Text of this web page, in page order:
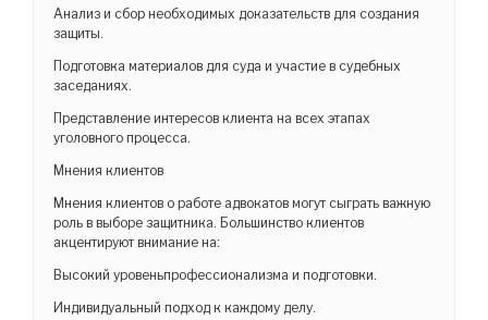
Анализ и сбор необходимых доказательств для создания
защиты.
Подготовка материалов для суда и участие в судебных
заседаниях.
Представление интересов клиента на всех этапах
уголовного процесса.
Мнения клиентов
Мнения клиентов о работе адвокатов могут сыграть важную
роль в выборе защитника. Большинство клиентов
акцентируют внимание на:
Высокий уровеньпрофессионализма и подготовки.
Индивидуальный подход к каждому делу.